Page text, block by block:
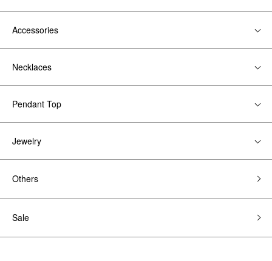
Accessories
Necklaces
Pendant Top
Jewelry
Others
Sale